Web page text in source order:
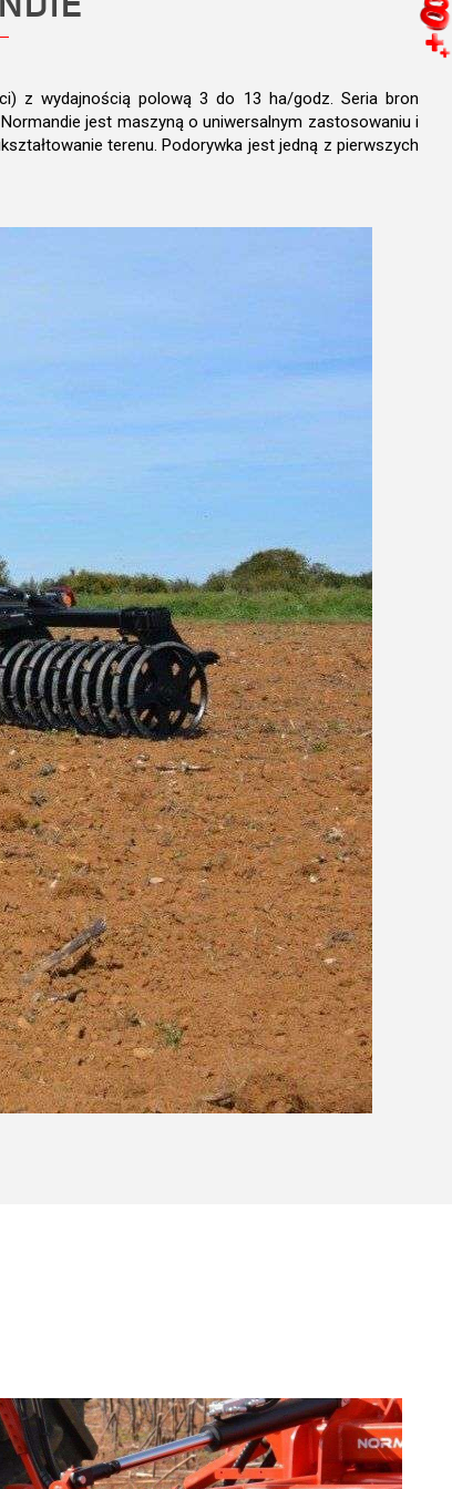
z wydajnością polową 3 do 13 ha/godz. Seria bron
jest maszyną o uniwersalnym zastosowaniu i
terenu. Podorywka jest jedną z pierwszych